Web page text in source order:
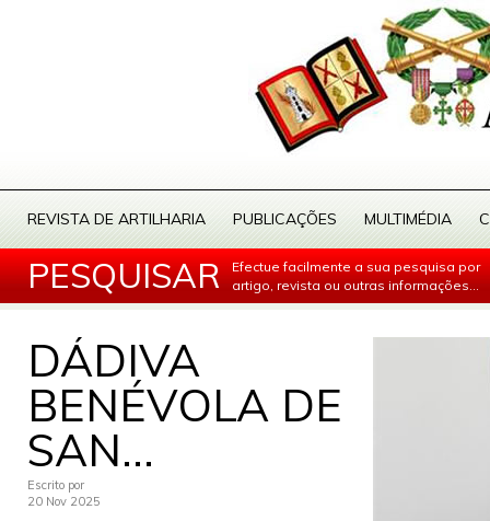
REVISTA DE ARTILHARIA PUBLICAÇÕES MULTIMÉDIA
PESQUISAR
Efectue facilmente a sua pesquisa por
artigo, revista ou outras informações...
DÁDIVA
BENÉVOLA DE
SAN...
Escrito por
20 Nov 2025